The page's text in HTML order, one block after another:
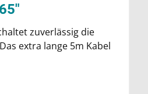
zuverlässig die
extra lange 5m Kabel